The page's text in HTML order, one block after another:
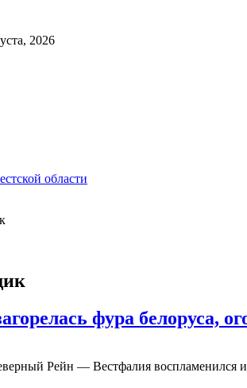
2026
области
фура белоруса,
Рейн — Вестфалия воспламенился